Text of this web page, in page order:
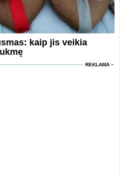
kaip jis veikia
REKLAMA